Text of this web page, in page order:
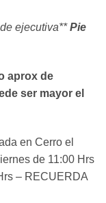
ejecutiva**Pie
aprox de
ser mayor el
en Cerro el
de 11:00 Hrs
– RECUERDA